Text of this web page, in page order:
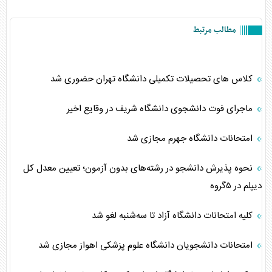
مطالب مرتبط
کلاس های تحصیلات تکمیلی دانشگاه تهران حضوری شد
ماجرای فوت دانشجوی دانشگاه شریف در وقایع اخیر
امتحانات دانشگاه جهرم مجازی شد
نحوه پذیرش دانشجو در رشته‌های بدون آزمون؛ تعیین معدل کل
دیپلم در ۵گروه
کلیه امتحانات دانشگاه آزاد تا سه‌شنبه لغو شد
امتحانات دانشجویان دانشگاه علوم پزشکی اهواز مجازی شد